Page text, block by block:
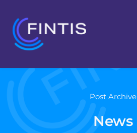
Post Archive
News